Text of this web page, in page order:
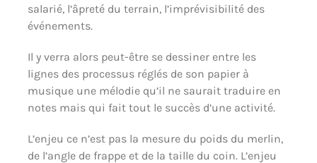
salarié, l’âpreté du terrain, l’imprévisibilité des
événements.
Il y verra alors peut-être se dessiner entre les
lignes des processus réglés de son papier à
musique une mélodie qu’il ne saurait traduire en
notes mais qui fait tout le succès d’une activité.
L’enjeu ce n’est pas la mesure du poids du merlin,
de l’angle de frappe et de la taille du coin. L’enjeu